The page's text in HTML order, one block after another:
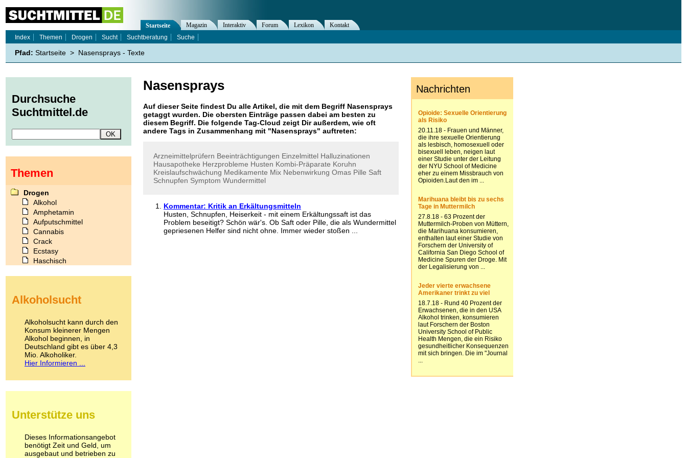
Nasensprays
Auf dieser Seite findest Du alle Artikel, die mit dem Begriff Nasensprays
getaggt wurden. Die obersten Einträge passen dabei am besten zu
diesem Begriff. Die folgende Tag-Cloud zeigt Dir außerdem, wie oft
andere Tags in Zusammenhang mit "Nasensprays" auftreten:
Arzneimittelprüfern Beeinträchtigungen Einzelmittel Halluzinationen
Hausapotheke Herzprobleme Husten Kombi-Präparate Koruhn
Kreislaufschwächung Medikamente Mix Nebenwirkung Omas Pille Saft
Schnupfen Symptom Wundermittel
Kommentar: Kritik an Erkältungsmitteln
Husten, Schnupfen, Heiserkeit - mit einem Erkältungssaft ist das
Problem beseitigt? Schön wär's. Ob Saft oder Pille, die als Wundermittel
gepriesenen Helfer sind nicht ohne. Immer wieder stoßen ...
Startseite Magazin Interaktiv Forum Lexikon
Kontakt
Index
Themen Drogen Sucht Suchtberatung Suche
Pfad: Startseite > Nasensprays - Texte
Durchsuche
Suchtmittel.de
Themen
Drogen
Alkohol
Amphetamin
Aufputschmittel
Cannabis
Crack
Ecstasy
Haschisch
Kokain
LSD
Marihuana
Medikamente
Meskalin
Metamphetamin
Methadon
Pilze
Psychopharmaka
Schlafmittel
Schmerzmittel
Alkoholsucht
Alkoholsucht kann durch den
Konsum kleinerer Mengen
Alkohol beginnen, in
Deutschland gibt es über 4,3
Mio. Alkoholiker.
Hier Informieren ...
Unterstütze uns
Dieses Informationsangebot
benötigt Zeit und Geld, um
ausgebaut und betrieben zu